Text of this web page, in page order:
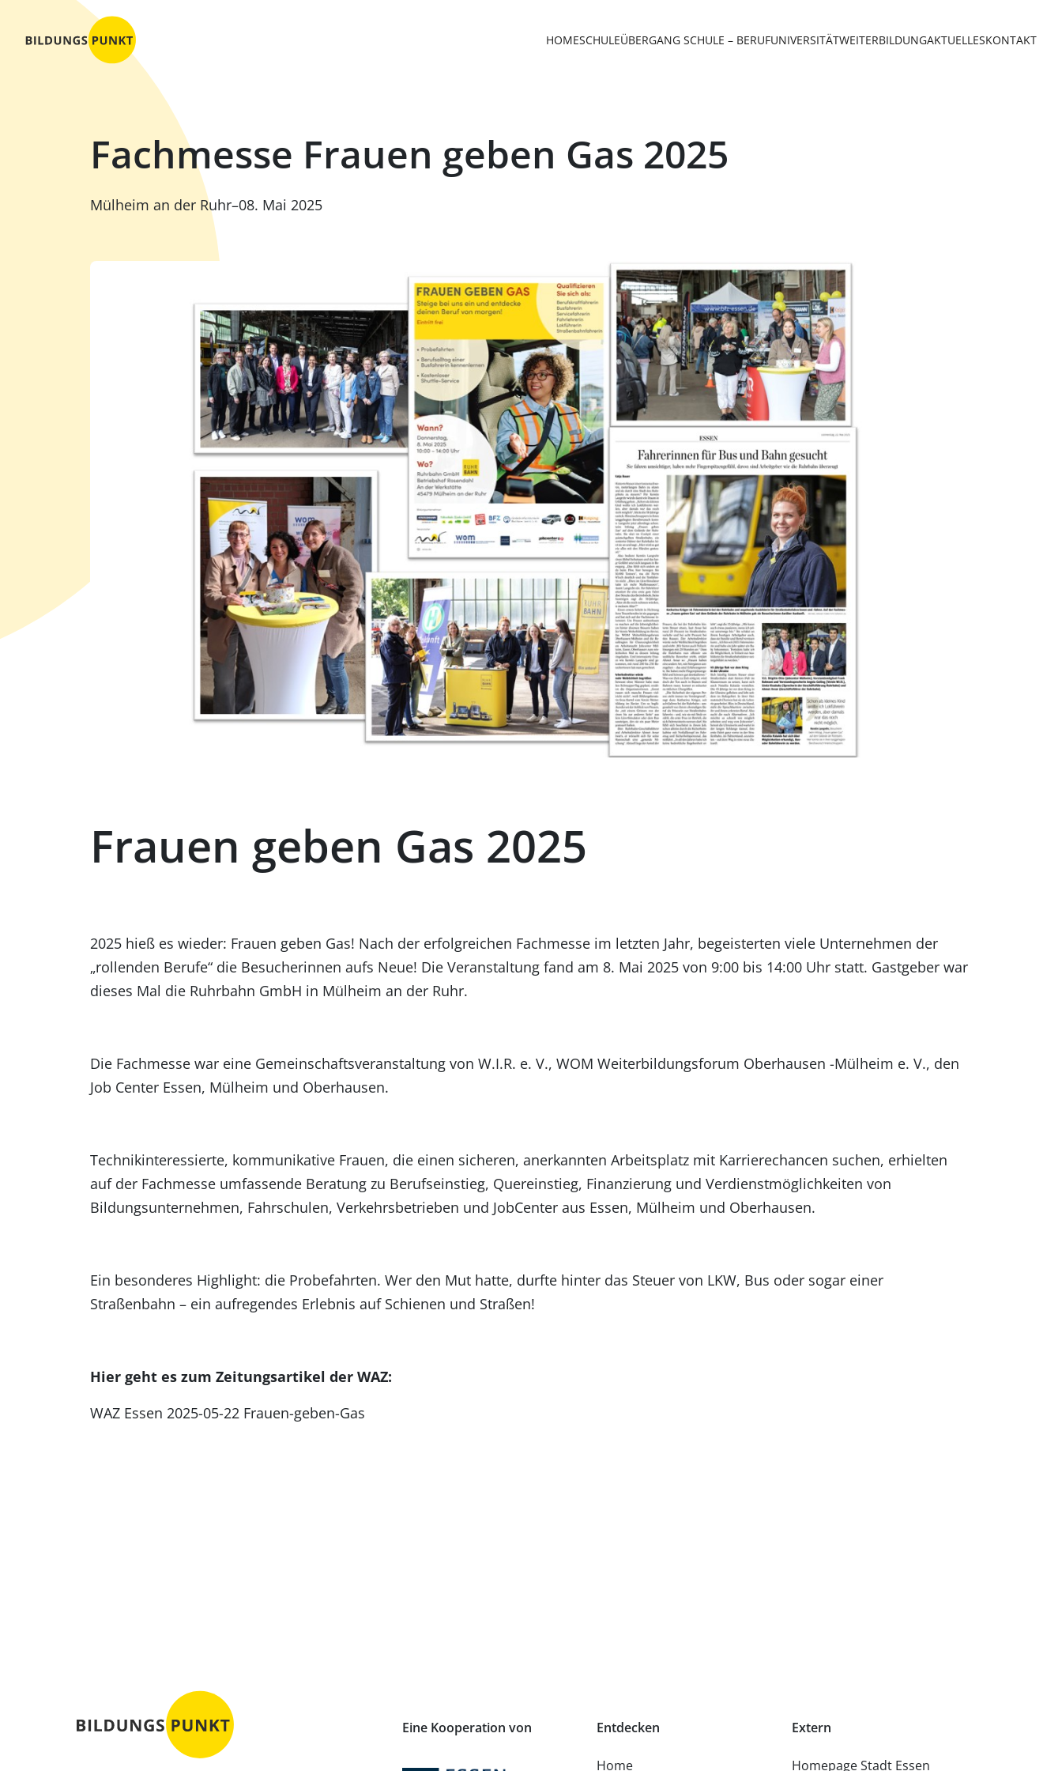
HOMESCHULEÜBERGANG SCHULE – BERUFUNIVERSITÄTWEITERBILDUNGAKTUELLESKONTAKT
Fachmesse Frauen geben Gas 2025
Mülheim an der Ruhr–08. Mai 2025
Frauen geben Gas 2025
2025 hieß es wieder: Frauen geben Gas! Nach der erfolgreichen Fachmesse im letzten Jahr, begeisterten viele Unternehmen der
„rollenden Berufe“ die Besucherinnen aufs Neue! Die Veranstaltung fand am 8. Mai 2025 von 9:00 bis 14:00 Uhr statt. Gastgeber war
dieses Mal die Ruhrbahn GmbH in Mülheim an der Ruhr.
Die Fachmesse war eine Gemeinschaftsveranstaltung von W.I.R. e. V., WOM Weiterbildungsforum Oberhausen -Mülheim e. V., den
Job Center Essen, Mülheim und Oberhausen.
Technikinteressierte, kommunikative Frauen, die einen sicheren, anerkannten Arbeitsplatz mit Karrierechancen suchen, erhielten
auf der Fachmesse umfassende Beratung zu Berufseinstieg, Quereinstieg, Finanzierung und Verdienstmöglichkeiten von
Bildungsunternehmen, Fahrschulen, Verkehrsbetrieben und JobCenter aus Essen, Mülheim und Oberhausen.
Ein besonderes Highlight: die Probefahrten. Wer den Mut hatte, durfte hinter das Steuer von LKW, Bus oder sogar einer
Straßenbahn – ein aufregendes Erlebnis auf Schienen und Straßen!
Hier geht es zum Zeitungsartikel der WAZ:
WAZ Essen 2025-05-22 Frauen-geben-Gas
Eine Kooperation von Entdecken
Home
Extern
Homepage Stadt Essen